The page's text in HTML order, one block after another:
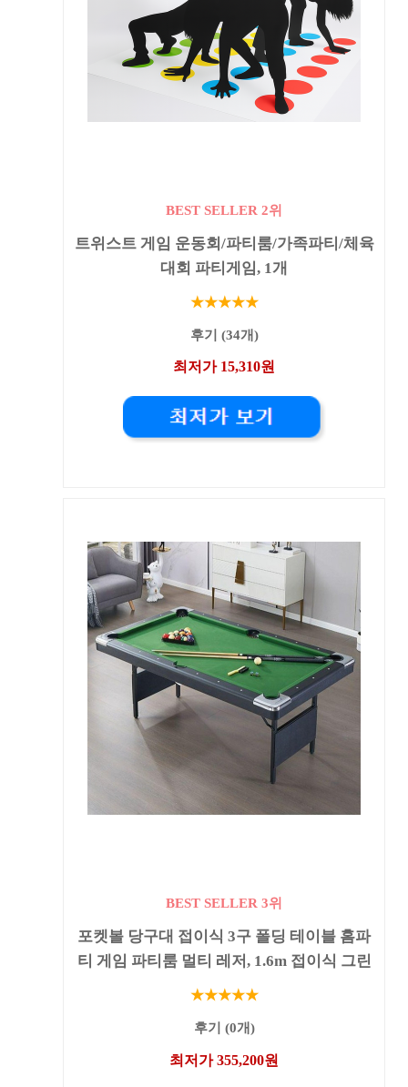
BEST SELLER 2위
트위스트 게임 운동회/파티룸/가족파티/체육
대회 파티게임, 1개
★★★★★
후기 (34개)
최저가 15,310원
BEST SELLER 3위
포켓볼 당구대 접이식 3구 폴딩 테이블 홈파
티 게임 파티룸 멀티 레저, 1.6m 접이식 그린
★★★★★
후기 (0개)
최저가 355,200원